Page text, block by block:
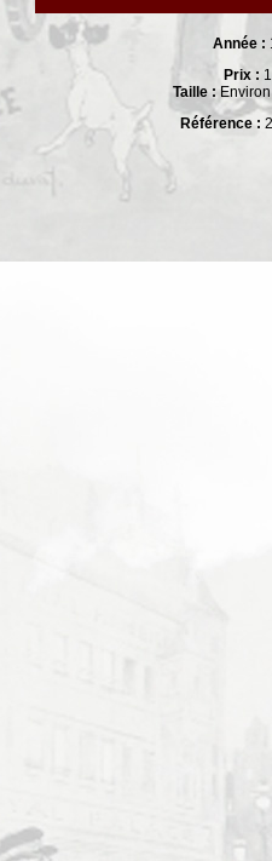
Année :
Prix :
Taille :Environ
Référence :